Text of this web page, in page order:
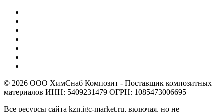
© 2026 ООО ХимСнаб Композит - Поставщик композитных
материалов ИНН: 5409231479 ОГРН: 1085473006695
Все ресурсы сайта kzn.igc-market.ru, включая, но не